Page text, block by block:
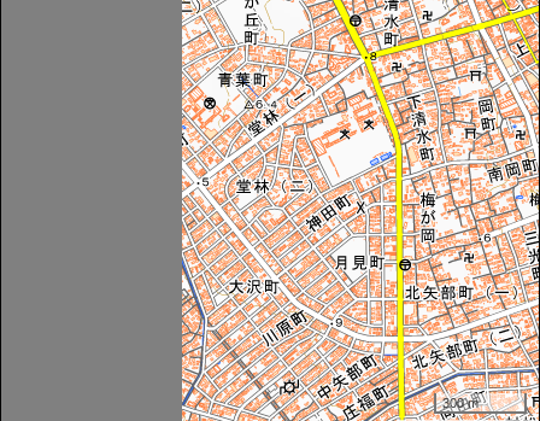
300 m